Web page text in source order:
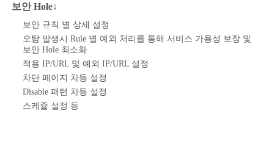
보안 Hole↓
보안 규칙 별 상세 설정
오탐 발생시 Rule 별 예외 처리를 통해 서비스 가용성 보장 및
보안 Hole 최소화
적용 IP/URL 및 예외 IP/URL 설정
차단 페이지 차등 설정
Disable 패턴 차등 설정
스케쥴 설정 등